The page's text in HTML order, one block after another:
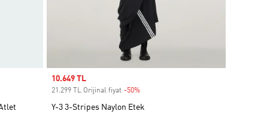
Sale price
10.649 TL
21.299 TL Orijinal fiyat -50%Discount
Y-3 3-Stripes Naylon Etek